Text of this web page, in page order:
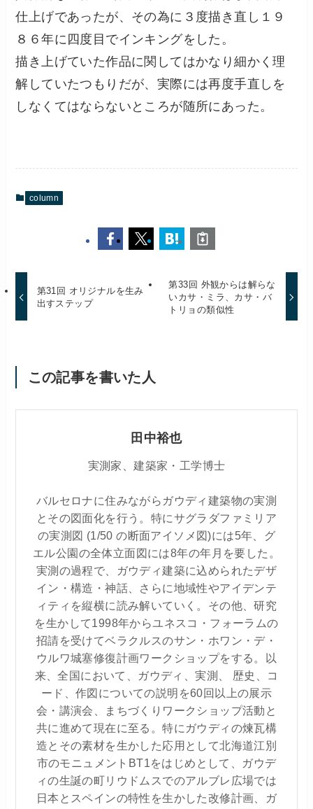
仕上げであったが、その為に３度描き直し１９
８６年に四度目でインキングをした。
描き上げていた作品に関してはかなり細かく理
解していたつもりだが、実際には再度手直しを
しなくてはならないところが随所にあった。
column
第31回 オリジナルを生み
出すステップ
第33回 外観からは解らな
いカサ・ミラ、カサ・バ
トリョの類似性
この記事を書いた人
田中裕也
実測家、建築家・工学博士
バルセロナに住みながらガウディ建築物の実測
とその図面化を行う。特にサグラダファミリア
の実測図 (1/50 の断面アイソメ図)には5年、グ
エル公園の全体立面図には8年の年月を要した。
実測の過程で、ガウディ建築に込められたデザ
イン・構造・神話、さらに地域性やアイデンテ
ィティを縦横に読み解いていく。その他、研究
を生かして1998年からユネスコ・フォーラムの
招請を受けてベラクルスのサン・ホワン・デ・
ウルワ城塞修復計画ワークショップをする。以
来、全国において、ガウディ、実測、 歴史、コ
ード、作図についての説明を60回以上の展示
会・講演会、まちづくりワークショップ活動と
共に進めて現在に至る。特にガウディの煉瓦構
造とその素材を生かした応用として北海道江別
市のモニュメントBT1をはじめとして、ガウデ
ィの生誕の町リウドムスでのアルブレ広場では
日本とスペインの特性を生かした改修計画、ガ